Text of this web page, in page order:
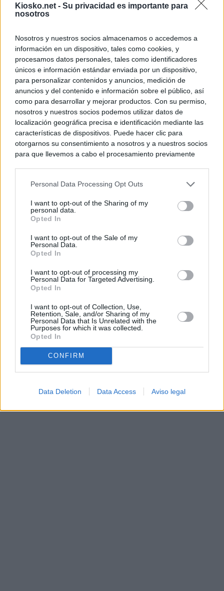
Kiosko.net - Su privacidad es importante para
nosotros
Nosotros y nuestros socios almacenamos o accedemos a
información en un dispositivo, tales como cookies, y
procesamos datos personales, tales como identificadores
únicos e información estándar enviada por un dispositivo,
para personalizar contenidos y anuncios, medición de
anuncios y del contenido e información sobre el público, así
como para desarrollar y mejorar productos. Con su permiso,
nosotros y nuestros socios podemos utilizar datos de
localización geográfica precisa e identificación mediante las
características de dispositivos. Puede hacer clic para
otorgarnos su consentimiento a nosotros y a nuestros socios
para que llevemos a cabo el procesamiento previamente
negar su consentimiento. Tenga en cuenta que algún
de su consentimiento, pero usted tiene el derecho de
rechazar tal procesamiento. Sus preferencias se aplicarán
cualquier momento entrando de nuevo en este sitio web o
visitando nuestra política de privacidad.
Personal Data Processing Opt Outs
I want to opt-out of the Sharing of my
personal data.
Opted In
I want to opt-out of the Sale of my
Personal Data.
Opted In
I want to opt-out of processing my
Personal Data for Targeted Advertising.
Opted In
I want to opt-out of Collection, Use,
Retention, Sale, and/or Sharing of my
Personal Data that Is Unrelated with the
Purposes for which it was collected.
Opted In
CONFIRM
Data Deletion Data Access Aviso legal